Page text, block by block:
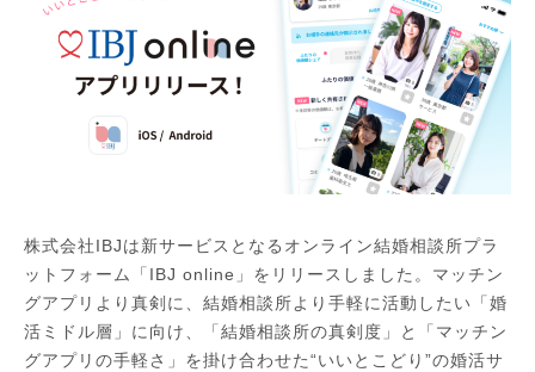
株式会社IBJは新サービスとなるオンライン結婚相談所プラ
ットフォーム「IBJ online」をリリースしました。マッチン
グアプリより真剣に、結婚相談所より手軽に活動したい「婚
活ミドル層」に向け、「結婚相談所の真剣度」と「マッチン
グアプリの手軽さ」を掛け合わせた“いいとこどり”の婚活サ